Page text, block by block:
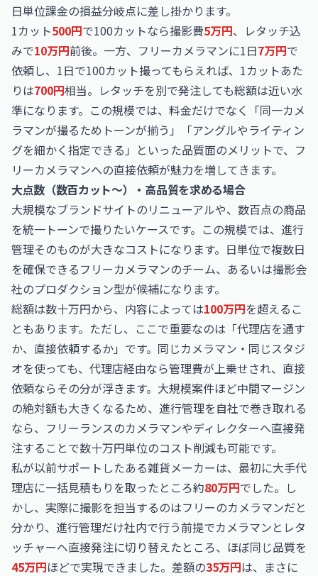
日単位課金の損益分岐点に差し掛かります。
1カット500円で100カットなら撮影費5万円、レタッチ込
みで10万円前後。一方、フリーカメラマンに1日7万円で
依頼し、1日で100カット撮ってもらえれば、1カットあた
りは700円相当。レタッチを別で発注しても総額は近い水
準になります。この規模では、料金だけでなく「同一カメ
ラマンが撮るためトーンが揃う」「アングルやライティン
グを細かく指定できる」といった品質面のメリットで、フ
リーカメラマンへの直接依頼が魅力を増してきます。
大点数（数百カット〜）・高品質を求める場合
大規模なブランドサイトのリニューアルや、数百点の商品
を統一トーンで撮りたいケースです。この規模では、進行
管理そのものが大きなコストになります。日単位で複数日
を確保できるフリーカメラマンのチーム、あるいは撮影会
社のプロダクション型が候補になります。
総額は数十万円から、内容によっては100万円を超えるこ
ともあります。ただし、ここで重要なのは「代理店を通す
か、直接依頼するか」です。同じカメラマン・同じスタジ
オを使っても、代理店経由なら管理費が上乗せされ、直接
依頼ならその分が浮きます。大規模案件ほど中間マージン
の絶対額も大きくなるため、進行管理を自社で巻き取れる
なら、フリーランスのカメラマンやディレクターへ直接発
注することで数十万円単位のコスト削減も可能です。
私が以前サポートしたある雑貨メーカーは、最初に大手代
理店に一括見積もりを取ったところ約80万円でした。し
かし、実際に撮影を担当するのはフリーのカメラマンだと
分かり、進行管理だけ社内で行う前提でカメラマンとレタ
ッチャーへ直接発注に切り替えたところ、ほぼ同じ品質を
45万円ほどで実現できました。差額の35万円は、まさに